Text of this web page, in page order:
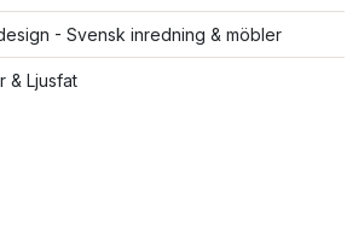
- Svensk inredning & möbler
& Ljusfat